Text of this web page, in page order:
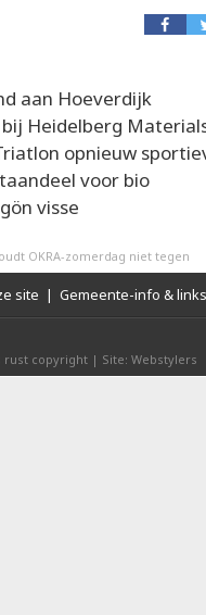
aan Hoeverdijk
bij Heidelberg
opnieuw
voor bio
visse
OKRA-zomerdag niet tegen
site | Gemeente-info & links
rust copyright | Site: Webstylers